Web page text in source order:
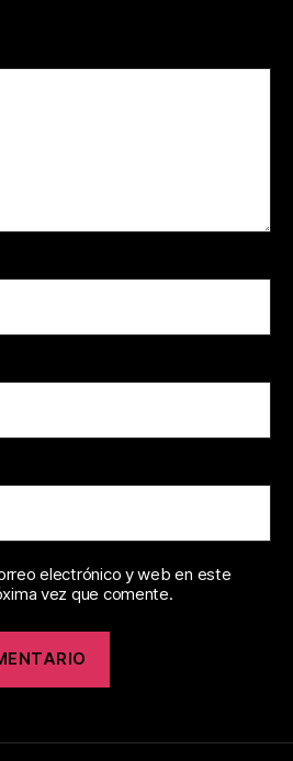
electrónico y web en este
vez que comente.